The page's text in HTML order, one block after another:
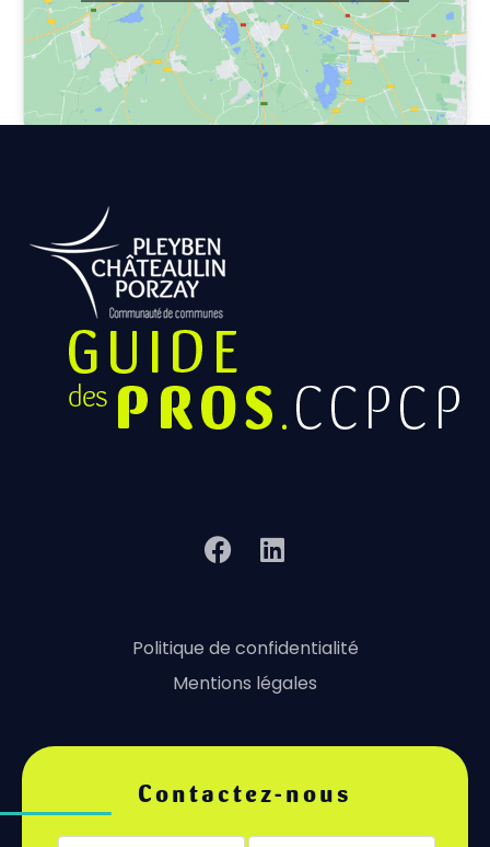
Politique de confidentialité
Mentions légales
Contactez-nous